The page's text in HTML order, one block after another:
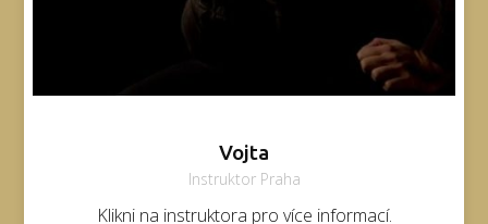
Vojta
Instruktor Praha
Klikni na instruktora pro více informací.